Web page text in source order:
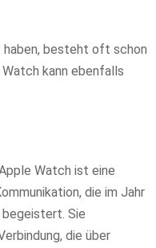
besteht oft schon
kann ebenfalls
Watch ist eine
die im Jahr
Sie
die über